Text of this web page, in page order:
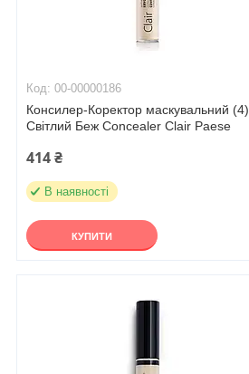
00-00000186
Консилер-Коректор маскувальний (4)
Світлий Беж Concealer Clair Paese
414 ₴
В наявності
КУПИТИ